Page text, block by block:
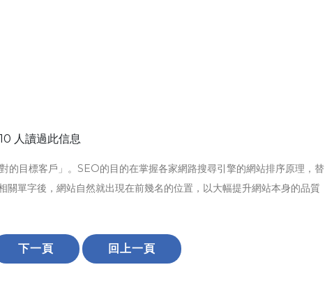
人讀過此信息
的目標客戶」。SEO的目的在掌握各家網路搜尋引擎的網站排序原理，替
單字後，網站自然就出現在前幾名的位置，以大幅提升網站本身的品質
下一頁 回上一頁